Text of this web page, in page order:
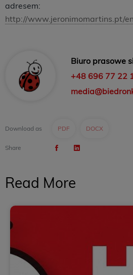
adresem:
http://www.jeronimomartins.pt/
Biuro prasowe
+48 696 77 22
Download as PDF DOCX
Share
Read More